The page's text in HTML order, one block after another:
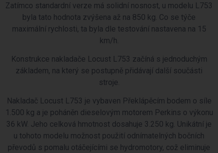
Zatímco standardní verze má solidní nosnost, u modelu L753
byla tato hodnota zvýšena až na 850 kg. Co se týče
maximální rychlosti, ta byla dle testování nastavena na 15
km/h.
Konstrukce nakladače Locust L753 začíná s jednoduchým
základem, na který se postupně přidávají další součásti
stroje.
Nakladač Locust L753 je vybaven Překlápěcím bodem o síle
1.500 kg a je poháněn dieselovým motorem Perkins o výkonu
36 kW. Jeho celková hmotnost dosahuje 3.250 kg. Unikátní je
u tohoto modelu možnost použití odnímatelných bočních
převodů s pomalu otáčejícími se hydromotory, což eliminuje